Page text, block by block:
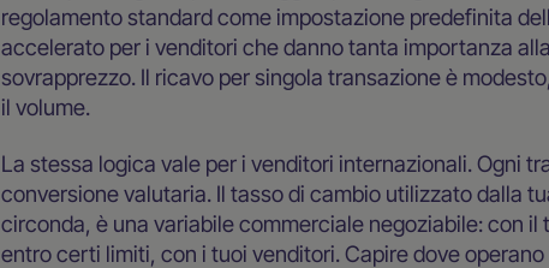
regolamento standard come impostazione predefinita
accelerato per i venditori che danno tanta importanza
sovrapprezzo. Il ricavo per singola transazione è
il volume.
La stessa logica vale per i venditori internazionali. Ogni
conversione valutaria. Il tasso di cambio utilizzato dalla
circonda, è una variabile commerciale negoziabile: con
entro certi limiti, con i tuoi venditori. Capire dove